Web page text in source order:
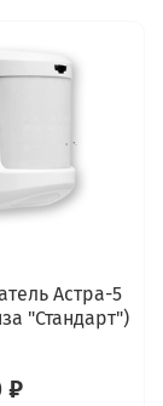
Астра-5
"Стандарт")
₽